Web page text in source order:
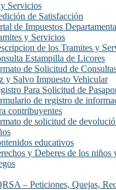
Servicios
de Satisfacción
de Impuestos
y Servicios
de los Tramites y
Estampilla de Licores
de Solicitud de
y Salvo Impuesto Vehicular
Para Solicitud de
de registro de
contribuyentes
de solicitud de
educativos
y Deberes de los niños
– Peticiones, Quejas,